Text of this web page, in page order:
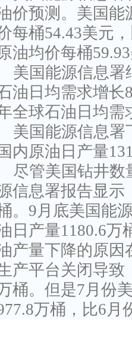
价预测。美国能
每桶54.43美元
油均价每桶
美国能源信息署
油日均需求增长
全球石油日均需
美国能源信息署
内原油日产量
尽管美国钻井数
信息署报告显示
。9月底美国能
日产量1180.6万
产量下降的原因
产平台关闭导致
桶。但是7月份
万桶，比6月